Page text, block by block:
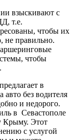
взыскивают с
т.е.
чтобы их
не правильно.
чтобы
в
без водителя
и недорого.
в Севастополе
Крыму. Этот
с услугой